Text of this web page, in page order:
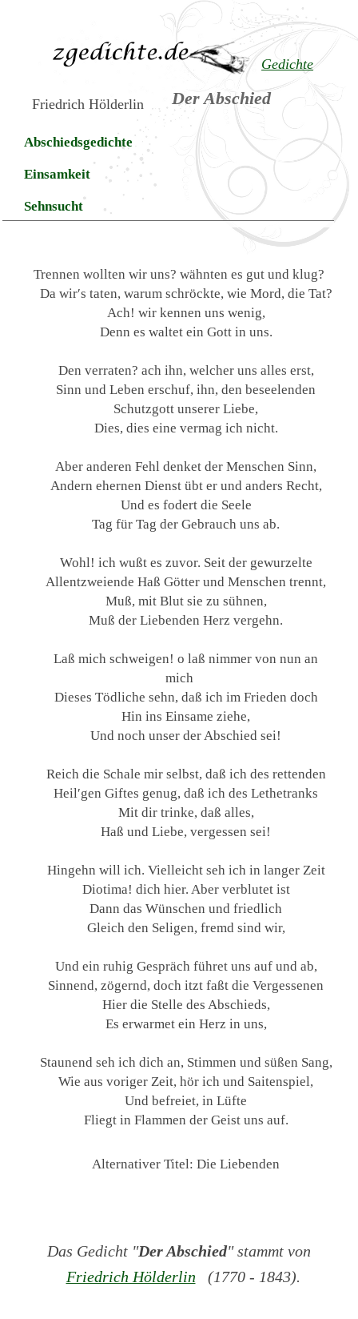
Gedichte
Der Abschied
Friedrich Hölderlin
Abschiedsgedichte
Einsamkeit
Sehnsucht
Trennen wollten wir uns? wähnten es gut und klug?
Da wir′s taten, warum schröckte, wie Mord, die Tat?
Ach! wir kennen uns wenig,
Denn es waltet ein Gott in uns.
Den verraten? ach ihn, welcher uns alles erst,
Sinn und Leben erschuf, ihn, den beseelenden
Schutzgott unserer Liebe,
Dies, dies eine vermag ich nicht.
Aber anderen Fehl denket der Menschen Sinn,
Andern ehernen Dienst übt er und anders Recht,
Und es fodert die Seele
Tag für Tag der Gebrauch uns ab.
Wohl! ich wußt es zuvor. Seit der gewurzelte
Allentzweiende Haß Götter und Menschen trennt,
Muß, mit Blut sie zu sühnen,
Muß der Liebenden Herz vergehn.
Laß mich schweigen! o laß nimmer von nun an
mich
Dieses Tödliche sehn, daß ich im Frieden doch
Hin ins Einsame ziehe,
Und noch unser der Abschied sei!
Reich die Schale mir selbst, daß ich des rettenden
Heil′gen Giftes genug, daß ich des Lethetranks
Mit dir trinke, daß alles,
Haß und Liebe, vergessen sei!
Hingehn will ich. Vielleicht seh ich in langer Zeit
Diotima! dich hier. Aber verblutet ist
Dann das Wünschen und friedlich
Gleich den Seligen, fremd sind wir,
Und ein ruhig Gespräch führet uns auf und ab,
Sinnend, zögernd, doch itzt faßt die Vergessenen
Hier die Stelle des Abschieds,
Es erwarmet ein Herz in uns,
Staunend seh ich dich an, Stimmen und süßen Sang,
Wie aus voriger Zeit, hör ich und Saitenspiel,
Und befreiet, in Lüfte
Fliegt in Flammen der Geist uns auf.
Alternativer Titel: Die Liebenden
Das Gedicht "Der Abschied" stammt von
Friedrich Hölderlin (1770 - 1843).